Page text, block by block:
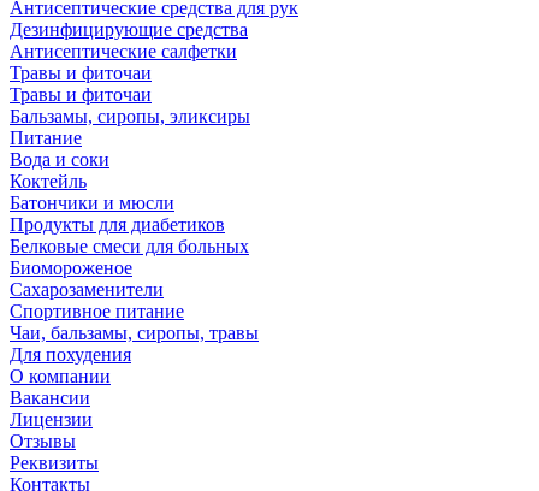
Антисептические средства для рук
Дезинфицирующие средства
Антисептические салфетки
Травы и фиточаи
Травы и фиточаи
Бальзамы, сиропы, эликсиры
Питание
Вода и соки
Коктейль
Батончики и мюсли
Продукты для диабетиков
Белковые смеси для больных
Биомороженое
Сахарозаменители
Спортивное питание
Чаи, бальзамы, сиропы, травы
Для похудения
О компании
Вакансии
Лицензии
Отзывы
Реквизиты
Контакты